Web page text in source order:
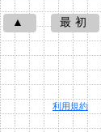
▲ 最初
利用規約